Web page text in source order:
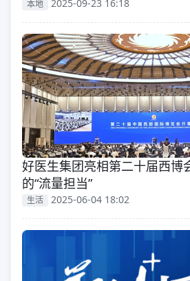
本地 2025-09-23 16:18
好医生集团亮相第二十届西博
的“流量担当”
生活 2025-06-04 18:02